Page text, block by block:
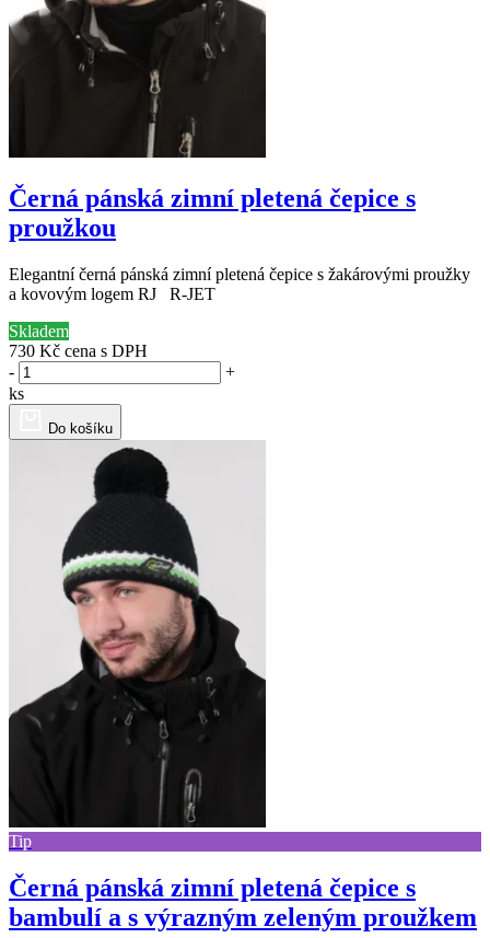
Černá pánská zimní pletená čepice s
proužkou
Elegantní černá pánská zimní pletená čepice s žakárovými proužky
a kovovým logem RJ R-JET
Skladem
730 Kč cena s DPH
-
+
ks
Do košíku
Tip
Černá pánská zimní pletená čepice s
bambulí a s výrazným zeleným proužkem